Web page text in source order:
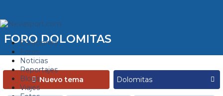
Estaciones
Foros
Noticias
Reportajes
Blogs
Viajes
FORO DOLOMITAS
Nuevo tema